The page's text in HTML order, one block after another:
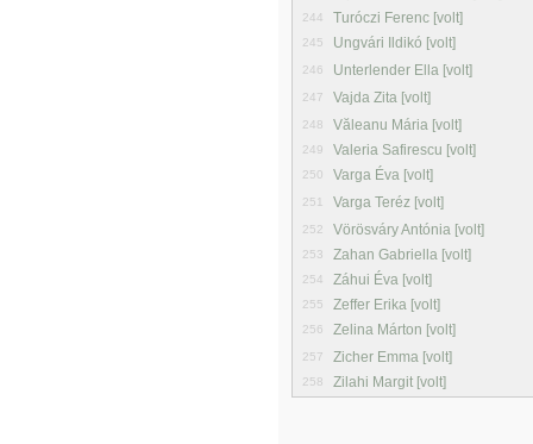
244 Turóczi Ferenc [volt]
245 Ungvári Ildikó [volt]
246 Unterlender Ella [volt]
247 Vajda Zita [volt]
248 Văleanu Mária [volt]
249 Valeria Safirescu [volt]
250 Varga Éva [volt]
251 Varga Teréz [volt]
252 Vörösváry Antónia [volt]
253 Zahan Gabriella [volt]
254 Záhui Éva [volt]
255 Zeffer Erika [volt]
256 Zelina Márton [volt]
257 Zicher Emma [volt]
258 Zilahi Margit [volt]